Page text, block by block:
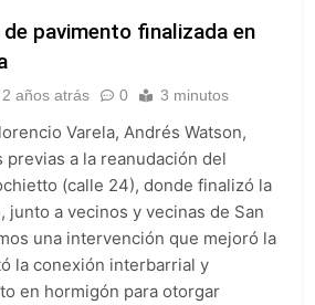
de pavimento finalizada en
2 años atrás 0 3 minutos
Varela, Andrés Watson,
a la reanudación del
(calle 24), donde finalizó la
junto a vecinos y vecinas de San
una intervención que mejoró la
la conexión interbarrial y
en hormigón para otorgar